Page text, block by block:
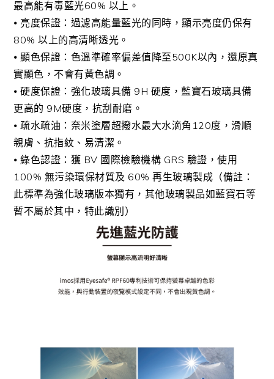
最高能有毒藍光60% 以上。
⦁ 亮度保證：過濾高能量藍光的同時，顯示亮度仍保有
80% 以上的高清晰透光。
⦁ 顯色保證：色溫準確率偏差值降至500K以內，還原真
實顯色，不會有黃色調。
⦁ 硬度保證：強化玻璃具備 9H 硬度，藍寶石玻璃具備
更高的 9M硬度，抗刮耐磨。
⦁ 疏水疏油：奈米塗層超撥水最大水滴角120度，滑順
親膚、抗指紋、易清潔。
⦁ 綠色認證：獲 BV 國際檢驗機構 GRS 驗證，使用
100% 無污染環保材質及 60% 再生玻璃製成（備註：
此標準為強化玻璃版本獨有，其他玻璃製品如藍寶石等
暫不屬於其中，特此識別）